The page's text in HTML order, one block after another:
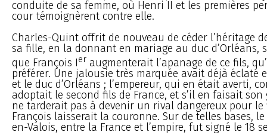
conduite de sa femme, où Henri II et les premières
cour témoignèrent contre elle.
Charles-Quint offrit de nouveau de céder l’héritage
sa fille, en la donnant en mariage au duc d’Orléans,
que François Ier augmenterait l’apanage de ce fils,
préférer. Une jalousie très marquée avait déjà éclaté
et le duc d’Orléans ; l’empereur, qui en était averti,
adoptait le second fils de France, et s’il en faisait
ne tarderait pas à devenir un rival dangereux pour
François laisserait la couronne. Sur de telles bases,
en-Valois, entre la France et l’empire, fut signé le 18